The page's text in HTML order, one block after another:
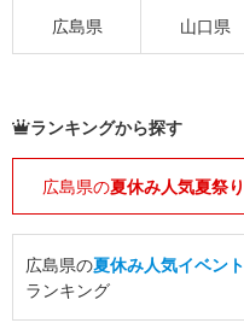
広島県 山口県
ランキングから探す
広島県の夏休み人気夏祭り
広島県の夏休み人気イベント
ランキング